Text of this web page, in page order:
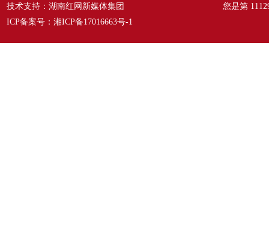
技术支持：湖南红网新媒体集团
ICP备案号： 湘ICP备17016663号-1
您是第